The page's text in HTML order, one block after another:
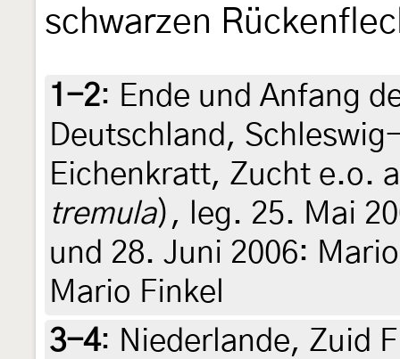
schwarzen
1-2: Ende und Anfang
Deutschland,
Eichenkratt, Zucht e.o.
tremula), leg. 25. Mai
und 28. Juni 2006:
Mario Finkel
3-4: Niederlande, Zuid